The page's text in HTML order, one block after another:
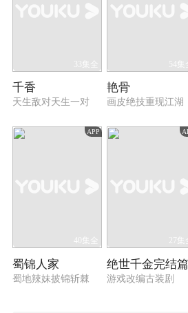
33集全
千香
天生敌对天生一对
54集
艳骨
画皮绝技重现江湖
APP
40集全
蜀锦人家
蜀地辣妹披锦斩棘
27集
绝世千金完结篇
游戏改编古装剧